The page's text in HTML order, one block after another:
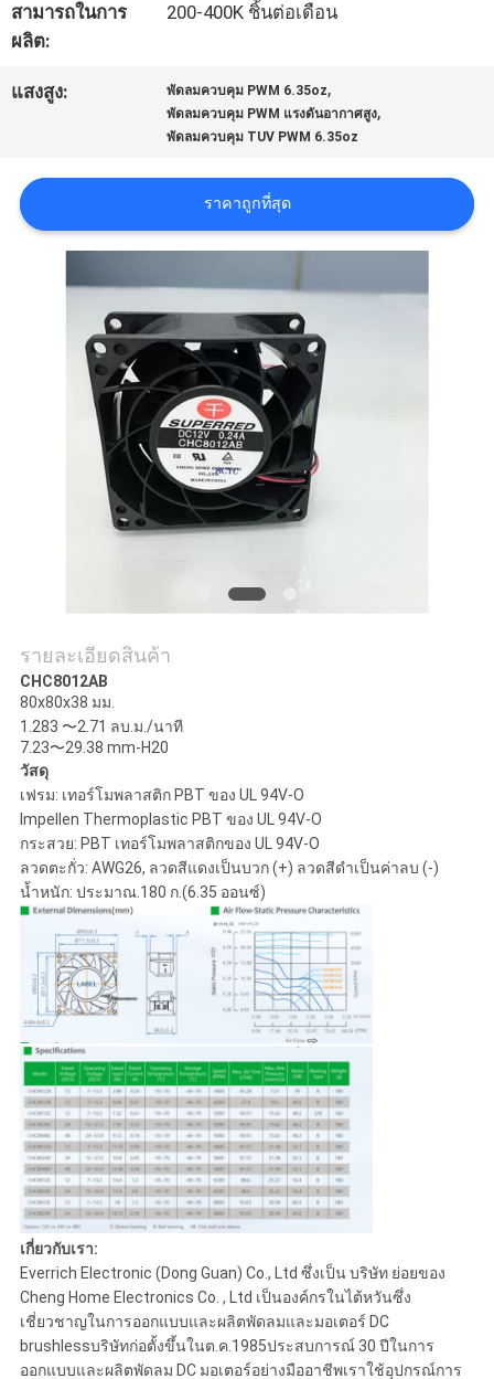
ติดต่อ
เรา
ข่าว
PRIVACY
POLICY
สามารถในการ
ผลิต:
200-400K ชิ้นต่อเดือน
แสงสูง: พัดลมควบคุม PWM 6.35oz,
พัดลมควบคุม PWM แรงดันอากาศสูง,
พัดลมควบคุม TUV PWM 6.35oz
ราคาถูกที่สุด
รายละเอียดสินค้า
CHC8012AB​​
80x80x38 มม.
1.283 〜2.71 ลบ.ม./นาที
7.23〜29.38 mm-H20
วัสดุ
เฟรม: เทอร์โมพลาสติก PBT ของ UL 94V-O
Impellen Thermoplastic PBT ของ UL 94V-O
กระสวย: PBT เทอร์โมพลาสติกของ UL 94V-O
ลวดตะกั่ว: AWG26, ลวดสีแดงเป็นบวก (+) ลวดสีดำเป็นค่าลบ (-)
น้ำหนัก: ประมาณ.180 ก.(6.35 ออนซ์)
เกี่ยวกับเรา:
Everrich Electronic (Dong Guan) Co., Ltd ซึ่งเป็น บริษัท ย่อยของ
Cheng Home Electronics Co. , Ltd เป็นองค์กรในไต้หวันซึ่ง
เชี่ยวชาญในการออกแบบและผลิตพัดลมและมอเตอร์ DC
brushlessบริษัทก่อตั้งขึ้นในต.ค.1985ประสบการณ์ 30 ปีในการ
ออกแบบและผลิตพัดลม DC มอเตอร์อย่างมืออาชีพเราใช้อุปกรณ์การ